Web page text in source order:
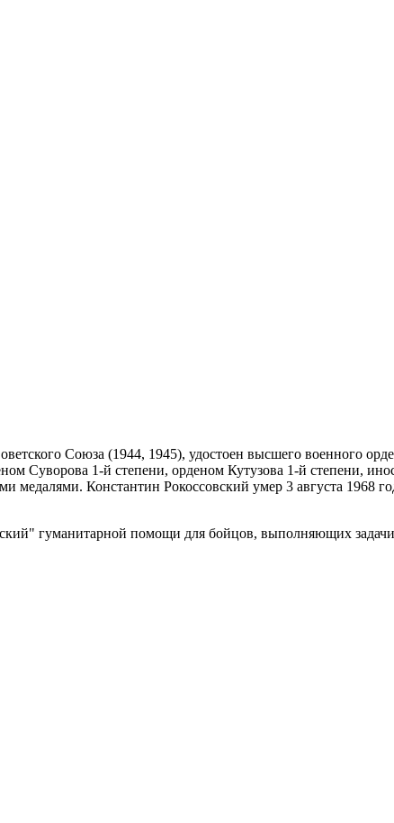
Союза (1944, 1945), удостоен высшего военного
Суворова 1-й степени, орденом Кутузова 1-й степени,
медалями. Константин Рокоссовский умер 3 августа 1968
гуманитарной помощи для бойцов, выполняющих задачи